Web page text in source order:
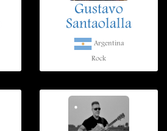
Gustavo
Santaolalla
Argentina
Rock